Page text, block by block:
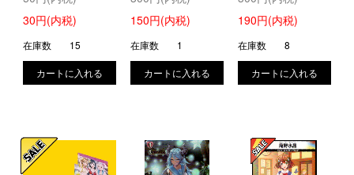
30円(内税)
在庫数 15
150円(内税)
在庫数 1
190円(内税)
在庫数 8